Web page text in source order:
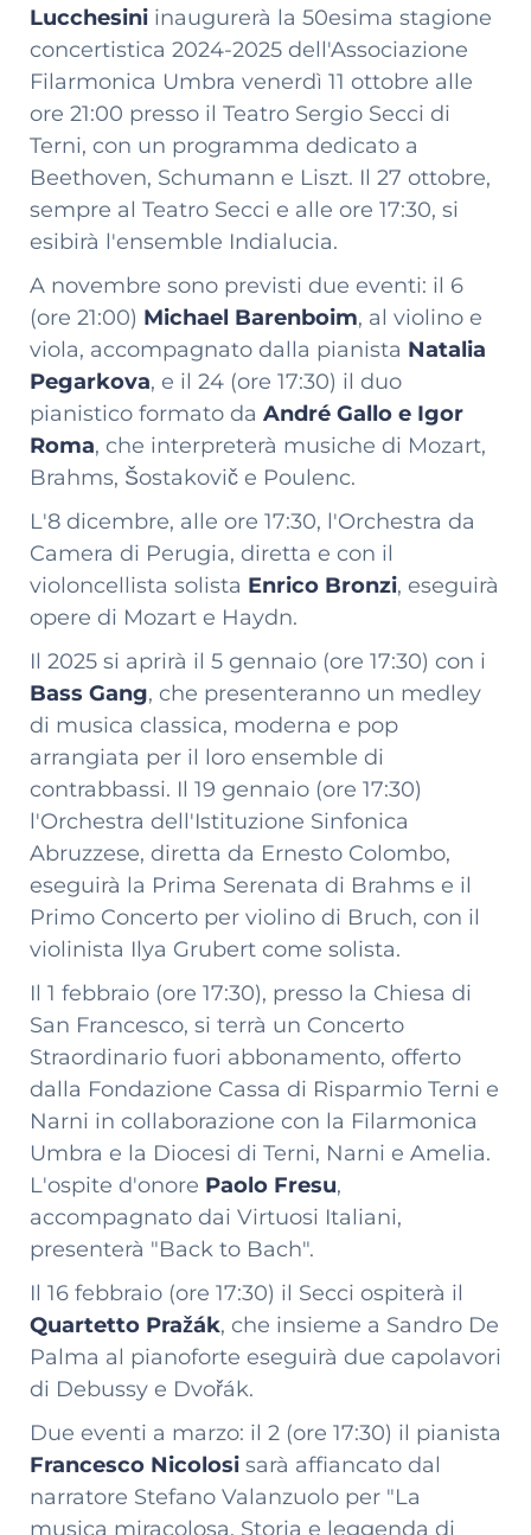
Lucchesini inaugurerà la 50esima stagione
concertistica 2024-2025 dell'Associazione
Filarmonica Umbra venerdì 11 ottobre alle
ore 21:00 presso il Teatro Sergio Secci di
Terni, con un programma dedicato a
Beethoven, Schumann e Liszt. Il 27 ottobre,
sempre al Teatro Secci e alle ore 17:30, si
esibirà l'ensemble Indialucia.
A novembre sono previsti due eventi: il 6
(ore 21:00) Michael Barenboim, al violino e
viola, accompagnato dalla pianista Natalia
Pegarkova, e il 24 (ore 17:30) il duo
pianistico formato da André Gallo e Igor
Roma, che interpreterà musiche di Mozart,
Brahms, Šostakovič e Poulenc.
L'8 dicembre, alle ore 17:30, l'Orchestra da
Camera di Perugia, diretta e con il
violoncellista solista Enrico Bronzi, eseguirà
opere di Mozart e Haydn.
Il 2025 si aprirà il 5 gennaio (ore 17:30) con i
Bass Gang, che presenteranno un medley
di musica classica, moderna e pop
arrangiata per il loro ensemble di
contrabbassi. Il 19 gennaio (ore 17:30)
l'Orchestra dell'Istituzione Sinfonica
Abruzzese, diretta da Ernesto Colombo,
eseguirà la Prima Serenata di Brahms e il
Primo Concerto per violino di Bruch, con il
violinista Ilya Grubert come solista.
Il 1 febbraio (ore 17:30), presso la Chiesa di
San Francesco, si terrà un Concerto
Straordinario fuori abbonamento, offerto
dalla Fondazione Cassa di Risparmio Terni e
Narni in collaborazione con la Filarmonica
Umbra e la Diocesi di Terni, Narni e Amelia.
L'ospite d'onore Paolo Fresu,
accompagnato dai Virtuosi Italiani,
presenterà "Back to Bach".
Il 16 febbraio (ore 17:30) il Secci ospiterà il
Quartetto Pražák, che insieme a Sandro De
Palma al pianoforte eseguirà due capolavori
di Debussy e Dvořák.
Due eventi a marzo: il 2 (ore 17:30) il pianista
Francesco Nicolosi sarà affiancato dal
narratore Stefano Valanzuolo per "La
musica miracolosa. Storia e leggenda di